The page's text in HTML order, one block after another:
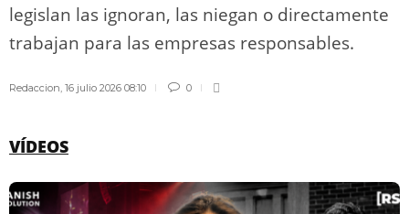
legislan las ignoran, las niegan o directamente
trabajan para las empresas responsables.
Redaccion, 16 julio 2026 08:10 0
VÍDEOS